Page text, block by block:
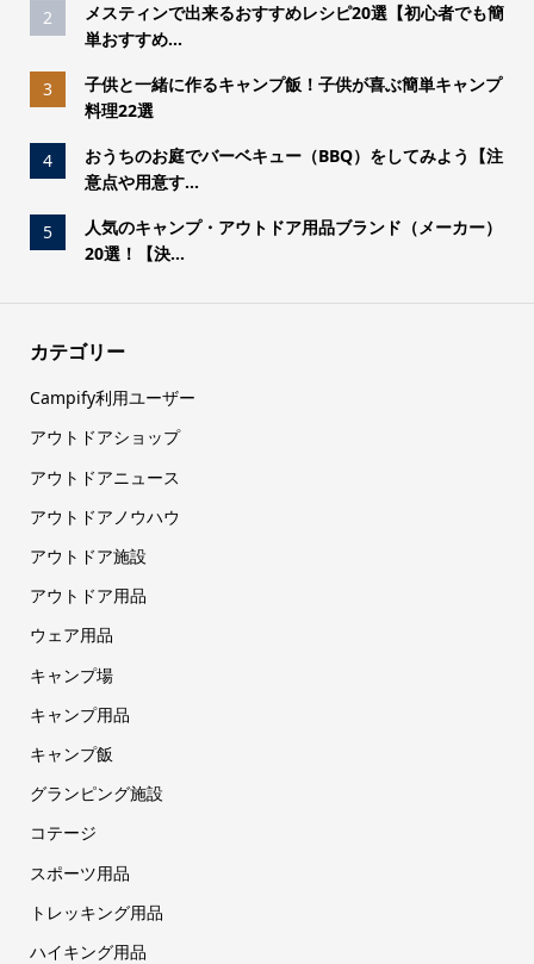
2
メスティンで出来るおすすめレシピ20選【初心者でも簡
単おすすめ...
3
子供と一緒に作るキャンプ飯！子供が喜ぶ簡単キャンプ
料理22選
4
おうちのお庭でバーベキュー（BBQ）をしてみよう【注
意点や用意す...
5
人気のキャンプ・アウトドア用品ブランド（メーカー）
20選！【決...
カテゴリー
Campify利用ユーザー
アウトドアショップ
アウトドアニュース
アウトドアノウハウ
アウトドア施設
アウトドア用品
ウェア用品
キャンプ場
キャンプ用品
キャンプ飯
グランピング施設
コテージ
スポーツ用品
トレッキング用品
ハイキング用品